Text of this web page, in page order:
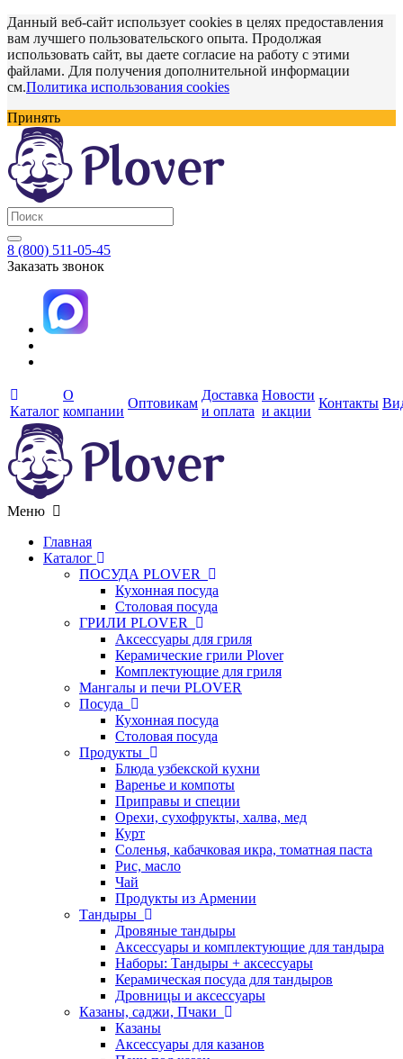
Данный веб-сайт использует cookies в целях предоставления
вам лучшего пользовательского опыта. Продолжая
использовать сайт, вы даете согласие на работу с этими
файлами. Для получения дополнительной информации
см.Политика использования cookies
Принять
8 (800) 511-05-45
Заказать звонок
Каталог
О
компании
Оптовикам
Доставка
и оплата
Новости
и акции
Контакты
Меню
Главная
Каталог
ПОСУДА PLOVER
Кухонная посуда
Столовая посуда
ГРИЛИ PLOVER
Аксессуары для гриля
Керамические грили Plover
Комплектующие для гриля
Мангалы и печи PLOVER
Посуда
Кухонная посуда
Столовая посуда
Продукты
Блюда узбекской кухни
Варенье и компоты
Приправы и специи
Орехи, сухофрукты, халва, мед
Курт
Соленья, кабачковая икра, томатная паста
Рис, масло
Чай
Продукты из Армении
Тандыры
Дровяные тандыры
Аксессуары и комплектующие для тандыра
Наборы: Тандыры + аксессуары
Керамическая посуда для тандыров
Дровницы и аксессуары
Казаны, саджи, Пчаки
Казаны
Аксессуары для казанов